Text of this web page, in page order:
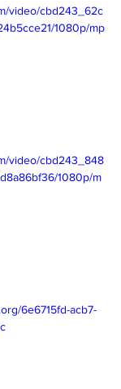
video/cbd243_62c
1080p/mp
video/cbd243_848
1080p/m
6e6715fd-acb7-